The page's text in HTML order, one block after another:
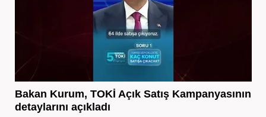
Bakan Kurum, TOKİ Açık Satış Kampanyasının
detaylarını açıkladı